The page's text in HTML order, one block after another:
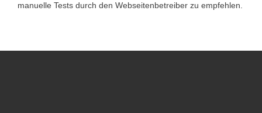
manuelle Tests durch den Webseitenbetreiber zu empfehlen.